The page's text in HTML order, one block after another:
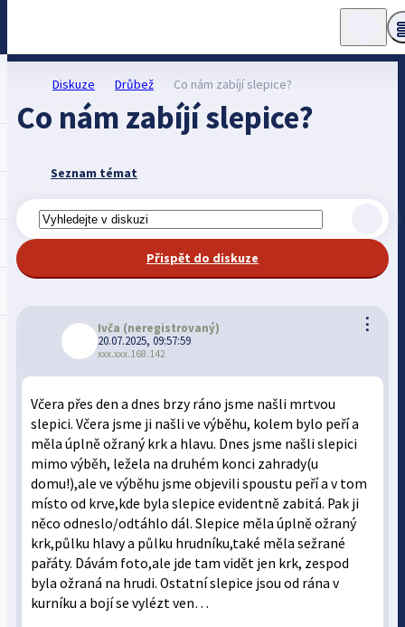
Diskuze Drůbež Co nám zabíjí slepice?
Co nám zabíjí slepice?
Seznam témat
Přispět do diskuze
⋮
Ivča (neregistrovaný)
20.07.2025, 09:57:59
xxx.xxx.168.142
Včera přes den a dnes brzy ráno jsme našli mrtvou
slepici. Včera jsme ji našli ve výběhu, kolem bylo peří a
měla úplně ožraný krk a hlavu. Dnes jsme našli slepici
mimo výběh, ležela na druhém konci zahrady(u
domu!),ale ve výběhu jsme objevili spoustu peří a v tom
místo od krve,kde byla slepice evidentně zabitá. Pak ji
něco odneslo/odtáhlo dál. Slepice měla úplně ožraný
krk,půlku hlavy a půlku hrudníku,také měla sežrané
pařáty. Dávám foto,ale jde tam vidět jen krk, zespod
byla ožraná na hrudi. Ostatní slepice jsou od rána v
kurníku a bojí se vylézt ven…